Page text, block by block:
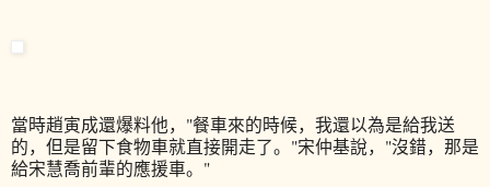
當時趙寅成還爆料他，"餐車來的時候，我還以為是給我送
的，但是留下食物車就直接開走了。"宋仲基說，"沒錯，那是
給宋慧喬前輩的應援車。"